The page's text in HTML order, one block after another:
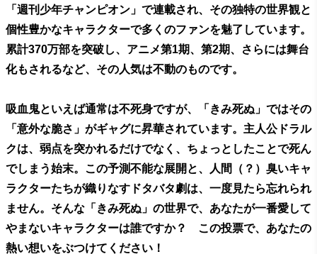
「週刊少年チャンピオン」で連載され、その独特の世界観と
個性豊かなキャラクターで多くのファンを魅了しています。
累計370万部を突破し、アニメ第1期、第2期、さらには舞台
化もされるなど、その人気は不動のものです。
吸血鬼といえば通常は不死身ですが、「きみ死ぬ」ではその
「意外な脆さ」がギャグに昇華されています。主人公ドラル
クは、弱点を突かれるだけでなく、ちょっとしたことで死ん
でしまう始末。この予測不能な展開と、人間（？）臭いキャ
ラクターたちが織りなすドタバタ劇は、一度見たら忘れられ
ません。そんな「きみ死ぬ」の世界で、あなたが一番愛して
やまないキャラクターは誰ですか？ この投票で、あなたの
熱い想いをぶつけてください！